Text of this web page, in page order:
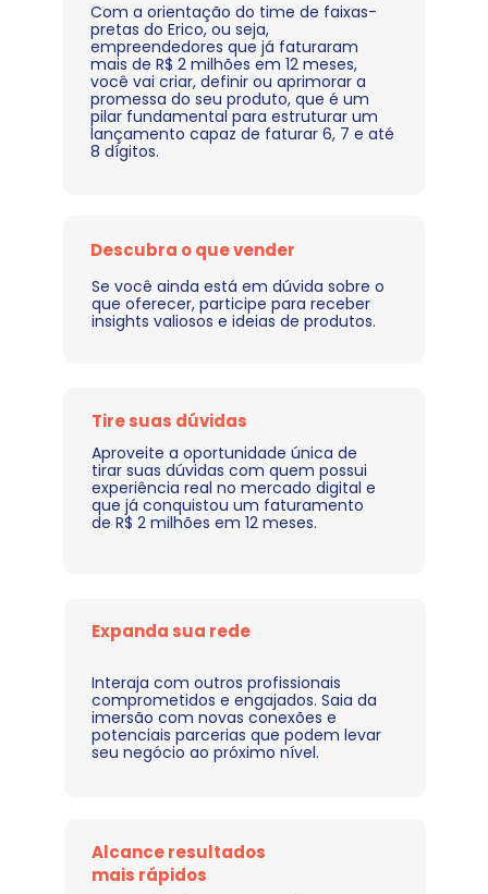
Descubra o que vender
Tire suas dúvidas
Se você ainda está em dúvida sobre o
que oferecer, participe para receber
insights valiosos e ideias de produtos.
Aproveite a oportunidade única de
tirar suas dúvidas com quem possui
experiência real no mercado digital e
que já conquistou um faturamento
de R$ 2 milhões em 12 meses.
Com a orientação do time de faixas-
pretas do Erico, ou seja,
empreendedores que já faturaram
mais de R$ 2 milhões em 12 meses,
você vai criar, definir ou aprimorar a
promessa do seu produto, que é um
pilar fundamental para estruturar um
lançamento capaz de faturar 6, 7 e até
8 dígitos.
Expanda sua rede
Alcance resultados
mais rápidos
Interaja com outros profissionais
comprometidos e engajados. Saia da
imersão com novas conexões e
potenciais parcerias que podem levar
seu negócio ao próximo nível.